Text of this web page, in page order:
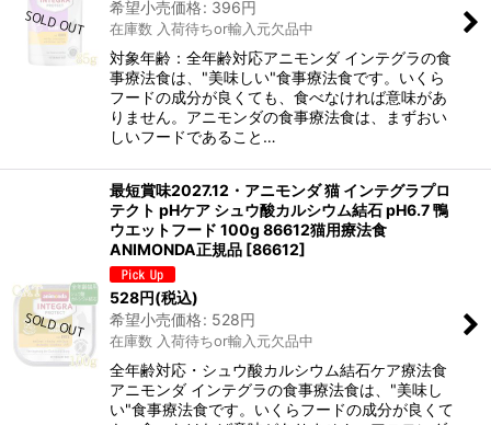
希望小売価格: 396円
在庫数 入荷待ちor輸入元欠品中
対象年齢：全年齢対応アニモンダ インテグラの食
事療法食は、"美味しい"食事療法食です。いくら
フードの成分が良くても、食べなければ意味があ
りません。アニモンダの食事療法食は、まずおい
しいフードであること…
最短賞味2027.12・アニモンダ 猫 インテグラプロ
テクト pHケア シュウ酸カルシウム結石 pH6.7 鴨
ウエットフード 100g 86612猫用療法食
ANIMONDA正規品 [86612]
528円(税込)
希望小売価格: 528円
在庫数 入荷待ちor輸入元欠品中
全年齢対応・シュウ酸カルシウム結石ケア療法食
アニモンダ インテグラの食事療法食は、"美味し
い"食事療法食です。いくらフードの成分が良くて